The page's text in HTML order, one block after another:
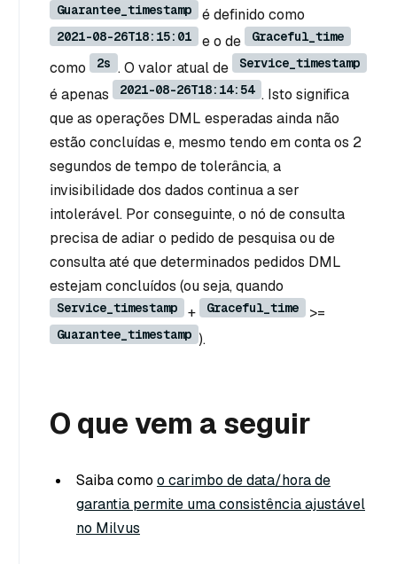
Guarantee_timestamp é definido como
2021-08-26T18:15:01 e o de Graceful_time
como 2s . O valor atual de Service_timestamp
é apenas 2021-08-26T18:14:54 . Isto significa
que as operações DML esperadas ainda não
estão concluídas e, mesmo tendo em conta os 2
segundos de tempo de tolerância, a
invisibilidade dos dados continua a ser
intolerável. Por conseguinte, o nó de consulta
precisa de adiar o pedido de pesquisa ou de
consulta até que determinados pedidos DML
estejam concluídos (ou seja, quando
Service_timestamp + Graceful_time >=
Guarantee_timestamp ).
O que vem a seguir
Saiba como o carimbo de data/hora de
garantia permite uma consistência ajustável
no Milvus